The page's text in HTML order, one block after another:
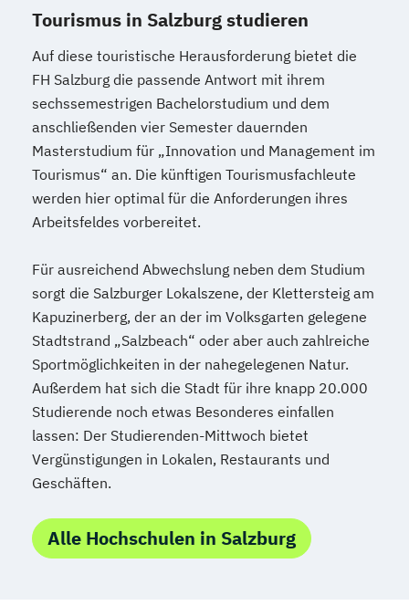
Tourismus in Salzburg studieren
Auf diese touristische Herausforderung bietet die
FH Salzburg die passende Antwort mit ihrem
sechssemestrigen Bachelorstudium und dem
anschließenden vier Semester dauernden
Masterstudium für „Innovation und Management im
Tourismus“ an. Die künftigen Tourismusfachleute
werden hier optimal für die Anforderungen ihres
Arbeitsfeldes vorbereitet.
Für ausreichend Abwechslung neben dem Studium
sorgt die Salzburger Lokalszene, der Klettersteig am
Kapuzinerberg, der an der im Volksgarten gelegene
Stadtstrand „Salzbeach“ oder aber auch zahlreiche
Sportmöglichkeiten in der nahegelegenen Natur.
Außerdem hat sich die Stadt für ihre knapp 20.000
Studierende noch etwas Besonderes einfallen
lassen: Der Studierenden-Mittwoch bietet
Vergünstigungen in Lokalen, Restaurants und
Geschäften.
Alle Hochschulen in Salzburg